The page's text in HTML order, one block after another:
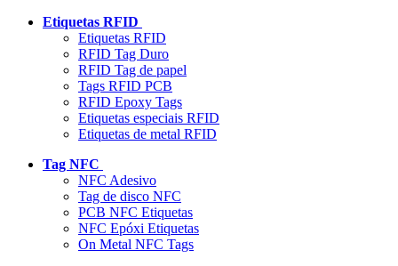
Etiquetas RFID
Etiquetas RFID
RFID Tag Duro
RFID Tag de papel
Tags RFID PCB
RFID Epoxy Tags
Etiquetas especiais RFID
Etiquetas de metal RFID
Tag NFC
NFC Adesivo
Tag de disco NFC
PCB NFC Etiquetas
NFC Epóxi Etiquetas
On Metal NFC Tags